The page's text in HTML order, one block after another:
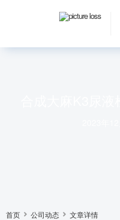
首页 公司动态 文章详情